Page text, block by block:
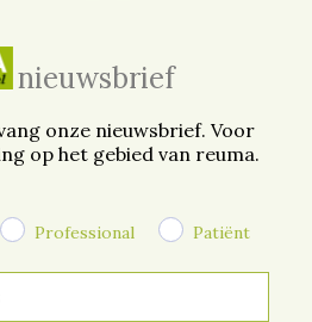
nieuwsbrief
onze nieuwsbrief. Voor
op het gebied van reuma.
Professional Patiënt